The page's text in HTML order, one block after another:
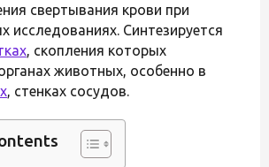
свертывания крови при
исследованиях. Синтезируется
, скопления которых
животных, особенно в
, стенках сосудов.